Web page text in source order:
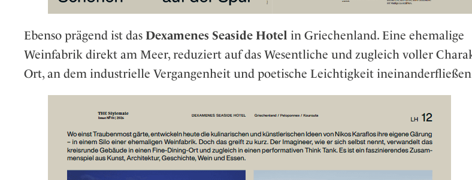
Ebenso prägend ist das Dexamenes Seaside Hotel in Griechenland. Eine ehemalige
Weinfabrik direkt am Meer, reduziert auf das Wesentliche und zugleich voller
Ort, an dem industrielle Vergangenheit und poetische Leichtigkeit